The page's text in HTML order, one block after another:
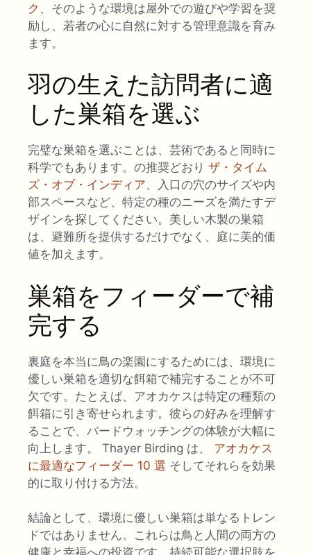
ク 、そのような環境は屋外での遊びや学習を奨
励し、若者の心に自然に対する管理意識を育み
ます。
羽の生えた訪問者に適
した巣箱を選ぶ
完璧な巣箱を選ぶことは、芸術であると同時に
科学でもあります。の推奨どおり ザ・タイム
ズ・オブ・インディア、入口の穴のサイズや内
部スペースなど、特定の種のニーズを満たすデ
ザインを探してください。美しい木製の巣箱
は、避難所を提供するだけでなく、庭に美的価
値を加えます。
巣箱をフィーダーで補
完する
裏庭を本当に鳥の楽園にするためには、環境に
優しい巣箱を適切な餌箱で補完することが不可
欠です。たとえば、アオカケスは特定の種類の
餌箱に引き寄せられます。彼らの好みを理解す
ることで、バードウォッチングの体験が大幅に
向上します。 Thayer Birding は、 アオカケス
に最適なフィーダー 10 選 そしてそれらを効果
的に取り付ける方法。
結論として、環境に優しい巣箱は単なるトレン
ドではありません。これらは鳥と人間の両方の